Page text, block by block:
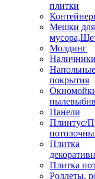
плитки
Мешки для
Молдинг
Напольные
покрытия
Панели
Плинтус/
Плитка
Плитка
Роллеты,